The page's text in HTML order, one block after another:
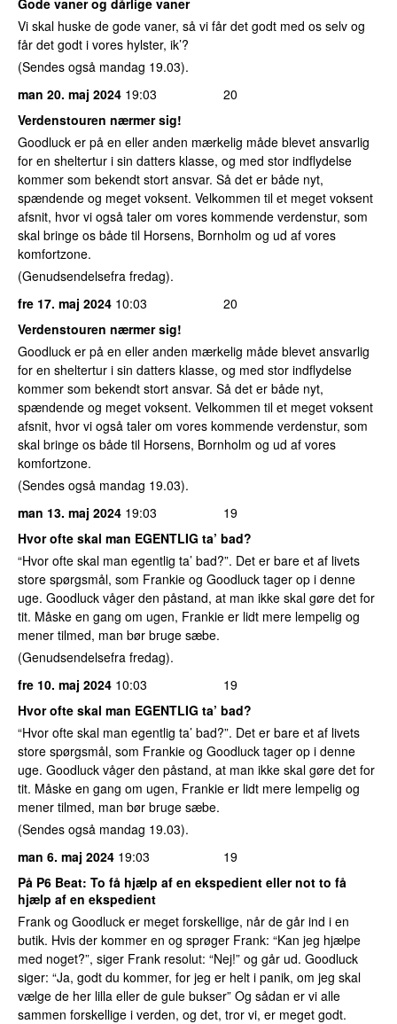
Gode vaner og dårlige vaner
Vi skal huske de gode vaner, så vi får det godt med os selv og
får det godt i vores hylster, ik’?
(Sendes også mandag 19.03).
man 20. maj 2024 19:03
20
Verdenstouren nærmer sig!
Goodluck er på en eller anden mærkelig måde blevet ansvarlig
for en sheltertur i sin datters klasse, og med stor indflydelse
kommer som bekendt stort ansvar. Så det er både nyt,
spændende og meget voksent. Velkommen til et meget voksent
afsnit, hvor vi også taler om vores kommende verdenstur, som
skal bringe os både til Horsens, Bornholm og ud af vores
komfortzone.
(Genudsendelsefra fredag).
fre 17. maj 2024 10:03
20
Verdenstouren nærmer sig!
Goodluck er på en eller anden mærkelig måde blevet ansvarlig
for en sheltertur i sin datters klasse, og med stor indflydelse
kommer som bekendt stort ansvar. Så det er både nyt,
spændende og meget voksent. Velkommen til et meget voksent
afsnit, hvor vi også taler om vores kommende verdenstur, som
skal bringe os både til Horsens, Bornholm og ud af vores
komfortzone.
(Sendes også mandag 19.03).
man 13. maj 2024 19:03
19
Hvor ofte skal man EGENTLIG ta’ bad?
“Hvor ofte skal man egentlig ta’ bad?”. Det er bare et af livets
store spørgsmål, som Frankie og Goodluck tager op i denne
uge. Goodluck våger den påstand, at man ikke skal gøre det for
tit. Måske en gang om ugen, Frankie er lidt mere lempelig og
mener tilmed, man bør bruge sæbe.
(Genudsendelsefra fredag).
fre 10. maj 2024 10:03
19
Hvor ofte skal man EGENTLIG ta’ bad?
“Hvor ofte skal man egentlig ta’ bad?”. Det er bare et af livets
store spørgsmål, som Frankie og Goodluck tager op i denne
uge. Goodluck våger den påstand, at man ikke skal gøre det for
tit. Måske en gang om ugen, Frankie er lidt mere lempelig og
mener tilmed, man bør bruge sæbe.
(Sendes også mandag 19.03).
man 6. maj 2024 19:03
19
På P6 Beat: To få hjælp af en ekspedient eller not to få
hjælp af en ekspedient
Frank og Goodluck er meget forskellige, når de går ind i en
butik. Hvis der kommer en og sprøger Frank: “Kan jeg hjælpe
med noget?”, siger Frank resolut: “Nej!” og går ud. Goodluck
siger: “Ja, godt du kommer, for jeg er helt i panik, om jeg skal
vælge de her lilla eller de gule bukser” Og sådan er vi alle
sammen forskellige i verden, og det, tror vi, er meget godt.